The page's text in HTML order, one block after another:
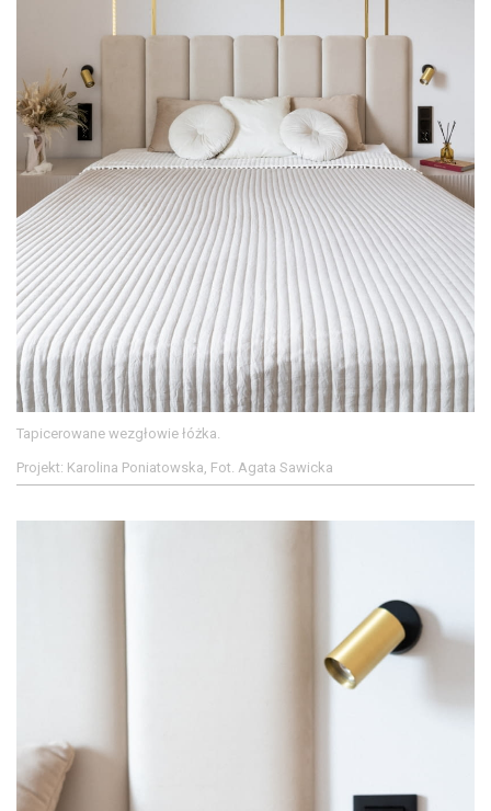
Tapicerowane wezgłowie łóżka.
Projekt: Karolina Poniatowska, Fot. Agata Sawicka